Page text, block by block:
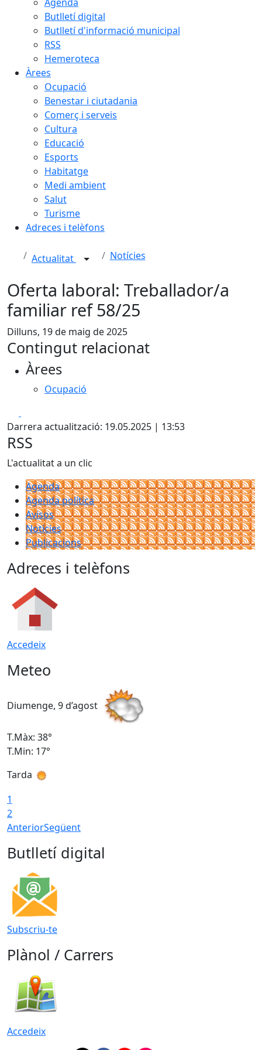
Butlletí digital
Butlletí d'informació municipal
RSS
Hemeroteca
Àrees
Ocupació
Benestar i ciutadania
Comerç i serveis
Cultura
Educació
Esports
Habitatge
Medi ambient
Salut
Turisme
Adreces i telèfons
Actualitat Notícies
Oferta laboral: Treballador/a
familiar ref 58/25
Dilluns, 19 de maig de 2025
Contingut relacionat
Àrees
Ocupació
Darrera actualització: 19.05.2025 | 13:53
RSS
L'actualitat a un clic
Agenda
Agenda política
Avisos
Notícies
Publicacions
Adreces i telèfons
Accedeix
Meteo
Diumenge, 9 d’agost
T.Màx: 38°
T.Min: 17°
Tarda
1
2
AnteriorSegüent
Butlletí digital
Subscriu-te
Plànol / Carrers
Accedeix